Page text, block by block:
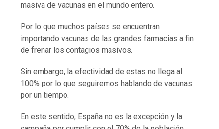
masiva de vacunas en el mundo entero.
Por lo que muchos países se encuentran
importando vacunas de las grandes farmacias a fin
de frenar los contagios masivos.
Sin embargo, la efectividad de estas no llega al
100% por lo que seguiremos hablando de vacunas
por un tiempo.
En este sentido, España no es la excepción y la